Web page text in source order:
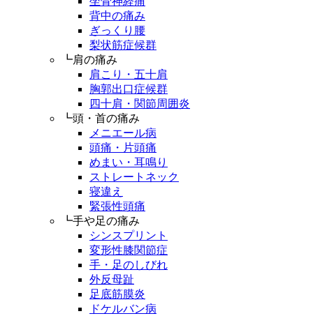
背中の痛み
ぎっくり腰
梨状筋症候群
┗肩の痛み
肩こり・五十肩
胸郭出口症候群
四十肩・関節周囲炎
┗頭・首の痛み
メニエール病
頭痛・片頭痛
めまい・耳鳴り
ストレートネック
寝違え
緊張性頭痛
┗手や足の痛み
シンスプリント
変形性膝関節症
手・足のしびれ
外反母趾
足底筋膜炎
ドケルバン病